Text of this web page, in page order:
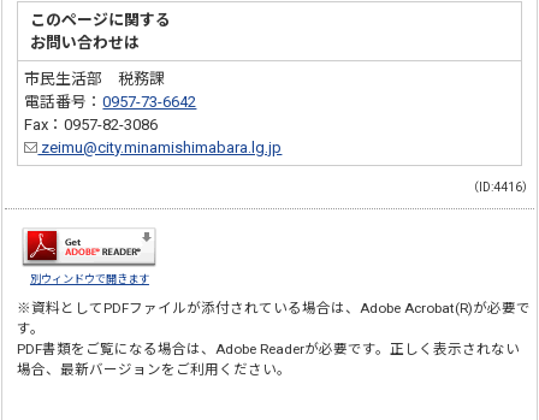
このページに関する
お問い合わせは
市民生活部 税務課
電話番号：0957-73-6642
Fax：0957-82-3086
zeimu@city.minamishimabara.lg.jp
（ID:4416）
別ウィンドウで開きます
※資料としてPDFファイルが添付されている場合は、Adobe Acrobat(R)が必要で
す。
PDF書類をご覧になる場合は、Adobe Readerが必要です。正しく表示されない
場合、最新バージョンをご利用ください。